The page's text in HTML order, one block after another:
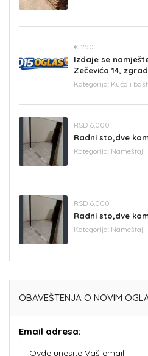
€ 250
Izdaje se
Zečevića 14,
Kategorija: Kuća i
RSD 6,000
Radni sto,dve
Kategorija: Nameštaj
RSD 6,000
Radni sto,dve
Kategorija: Nameštaj
OBAVEŠTENJA O NOVIM
Email adresa: